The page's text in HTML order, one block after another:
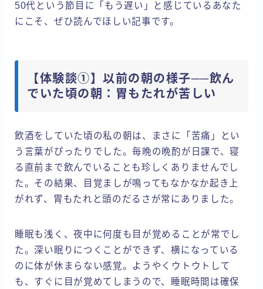
50代という節目に「もう遅い」と感じているあなた
にこそ、ぜひ読んでほしい記事です。
【体験談①】以前の朝の様子──飲ん
でいた頃の朝：胃もたれが苦しい
飲酒をしていた頃の私の朝は、まさに「苦痛」とい
う言葉がぴったりでした。毎晩の晩酌が日課で、寝
る直前まで飲んでいることも珍しくありませんでし
た。その結果、目覚ましが鳴ってもなかなか起き上
がれず、胃もたれと頭のだるさが常にありました。
睡眠も浅く、夜中に何度も目が覚めることが常でし
た。深い眠りにつくことができず、横になっている
のに体が休まらない感覚。ようやくウトウトして
も、すぐに目が覚めてしまうので、睡眠時間は確保